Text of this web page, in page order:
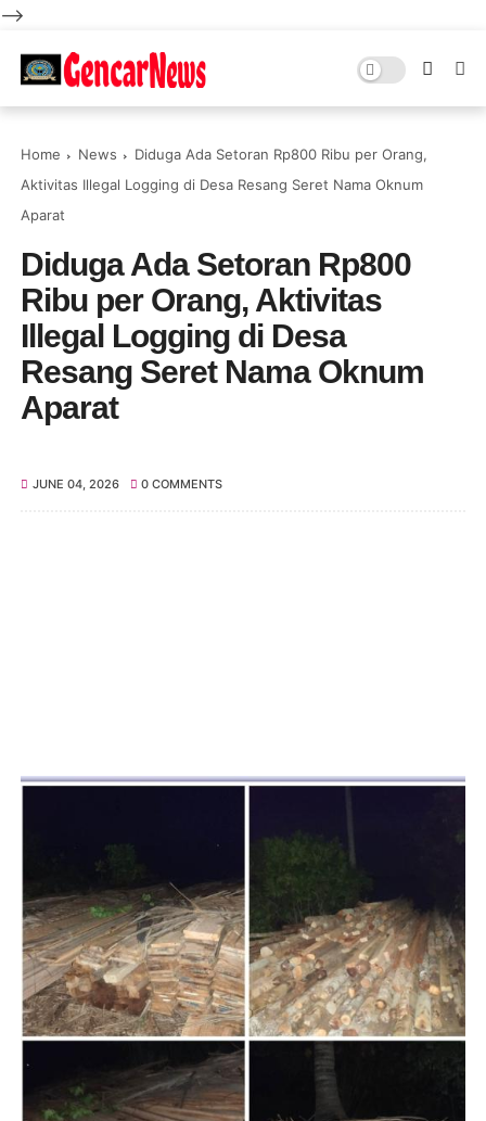
-->
Home News
Diduga Ada Setoran Rp800 Ribu per Orang,
Aktivitas Illegal Logging di Desa Resang Seret Nama Oknum
Aparat
Diduga Ada Setoran Rp800
Ribu per Orang, Aktivitas
Illegal Logging di Desa
Resang Seret Nama Oknum
Aparat
JUNE 04, 2026 0 COMMENTS